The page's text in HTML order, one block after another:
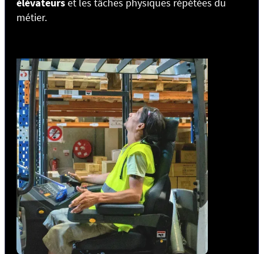
métier.